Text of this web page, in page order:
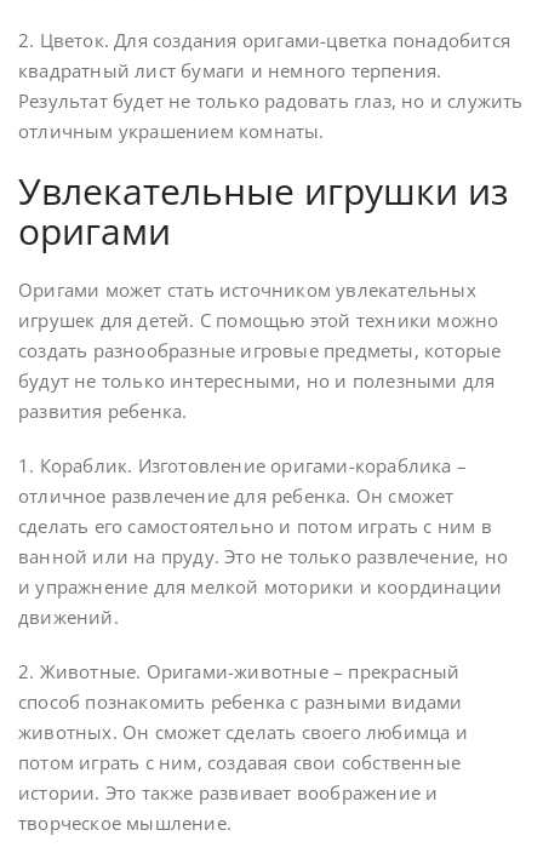
2. Цветок. Для создания оригами-цветка понадобится
квадратный лист бумаги и немного терпения.
Результат будет не только радовать глаз, но и служить
отличным украшением комнаты.
Увлекательные игрушки из
оригами
Оригами может стать источником увлекательных
игрушек для детей. С помощью этой техники можно
создать разнообразные игровые предметы, которые
будут не только интересными, но и полезными для
развития ребенка.
1. Кораблик. Изготовление оригами-кораблика –
отличное развлечение для ребенка. Он сможет
сделать его самостоятельно и потом играть с ним в
ванной или на пруду. Это не только развлечение, но
и упражнение для мелкой моторики и координации
движений.
2. Животные. Оригами-животные – прекрасный
способ познакомить ребенка с разными видами
животных. Он сможет сделать своего любимца и
потом играть с ним, создавая свои собственные
истории. Это также развивает воображение и
творческое мышление.